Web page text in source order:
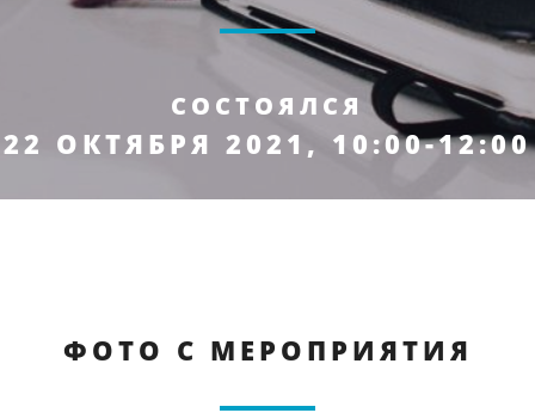
СОСТОЯЛСЯ
22 ОКТЯБРЯ 2021, 10:00-12:00
ФОТО С МЕРОПРИЯТИЯ